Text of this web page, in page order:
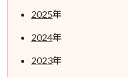
2025年
2024年
2023年